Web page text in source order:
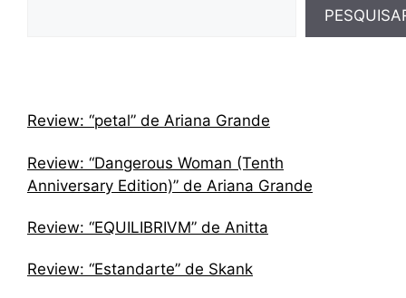
Review: “petal” de Ariana Grande
Review: “Dangerous Woman (Tenth
Anniversary Edition)” de Ariana Grande
Review: “EQUILIBRIVM” de Anitta
Review: “Estandarte” de Skank